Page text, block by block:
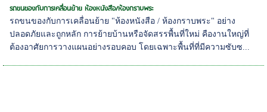
รถขนของกับการเคลื่อนย้าย ห้องหนังสือ/ห้องกราบพระ
รถขนของกับการเคลื่อนย้าย "ห้องหนังสือ / ห้องกราบพระ" อย่าง
ปลอดภัยและถูกหลัก การย้ายบ้านหรือจัดสรรพื้นที่ใหม่ คืองานใหญ่ที่
ต้องอาศัยการวางแผนอย่างรอบคอบ โดยเฉพาะพื้นที่ที่มีความซับซ...